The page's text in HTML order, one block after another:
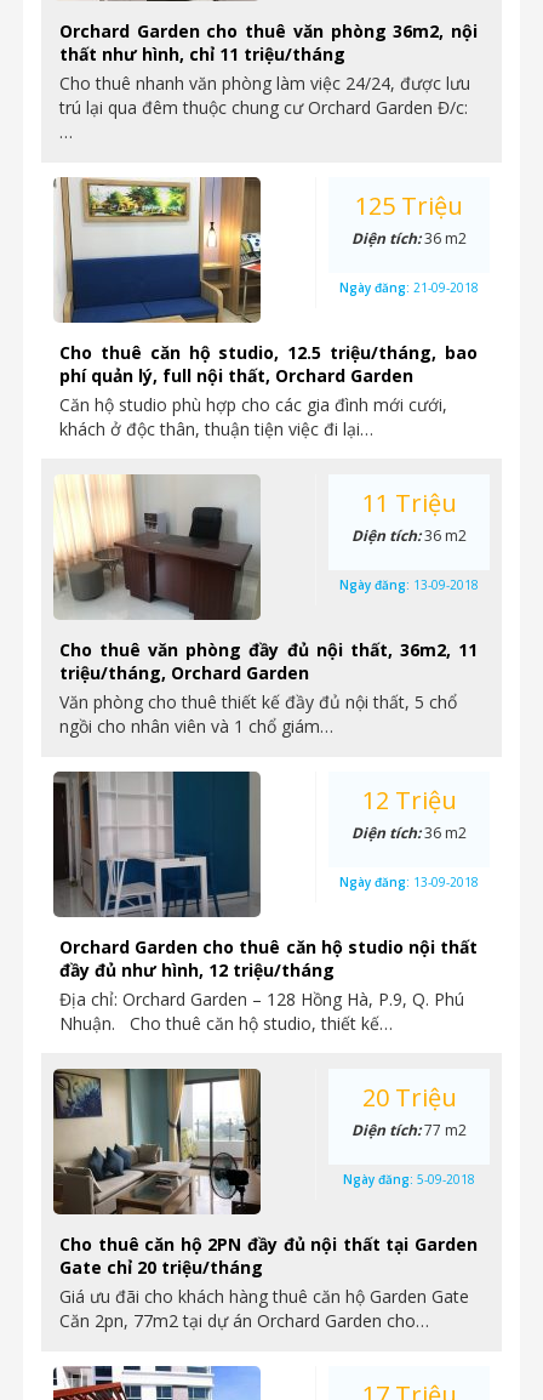
Orchard Garden cho thuê văn phòng 36m2, nội
thất như hình, chỉ 11 triệu/tháng
Cho thuê nhanh văn phòng làm việc 24/24, được lưu
trú lại qua đêm thuộc chung cư Orchard Garden Đ/c:
…
Cho thuê căn hộ studio, 12.5 triệu/tháng, bao
phí quản lý, full nội thất, Orchard Garden
Căn hộ studio phù hợp cho các gia đình mới cưới,
khách ở độc thân, thuận tiện việc đi lại…
125 Triệu
Diện tích:36 m2
Ngày đăng: 21-09-2018
Cho thuê văn phòng đầy đủ nội thất, 36m2, 11
triệu/tháng, Orchard Garden
Văn phòng cho thuê thiết kế đầy đủ nội thất, 5 chổ
ngồi cho nhân viên và 1 chổ giám…
11 Triệu
Diện tích:36 m2
Ngày đăng: 13-09-2018
Orchard Garden cho thuê căn hộ studio nội thất
đầy đủ như hình, 12 triệu/tháng
Địa chỉ: Orchard Garden – 128 Hồng Hà, P.9, Q. Phú
Nhuận. Cho thuê căn hộ studio, thiết kế…
12 Triệu
Diện tích:36 m2
Ngày đăng: 13-09-2018
Cho thuê căn hộ 2PN đầy đủ nội thất tại Garden
Gate chỉ 20 triệu/tháng
Giá ưu đãi cho khách hàng thuê căn hộ Garden Gate
Căn 2pn, 77m2 tại dự án Orchard Garden cho…
20 Triệu
Diện tích:77 m2
Ngày đăng: 5-09-2018